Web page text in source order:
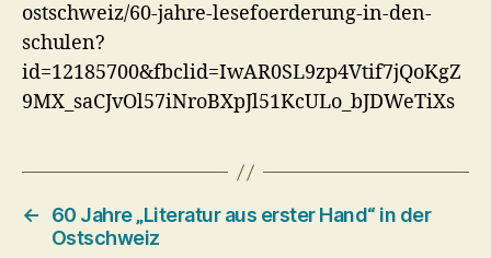
ostschweiz/60-jahre-lesefoerderung-in-den-
schulen?
id=12185700&fbclid=IwAR0SL9zp4Vtif7jQoKgZ
9MX_saCJvOl57iNroBXpJl51KcULo_bJDWeTiXs
←
60 Jahre „Literatur aus erster Hand“ in der
Ostschweiz